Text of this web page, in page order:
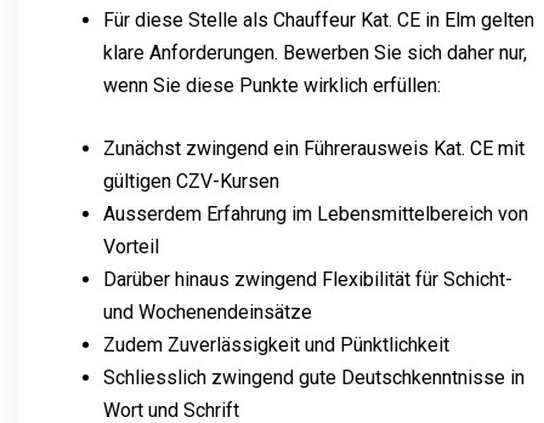
Für diese Stelle als Chauffeur Kat. CE in Elm gelten
klare Anforderungen. Bewerben Sie sich daher nur,
wenn Sie diese Punkte wirklich erfüllen:
Zunächst zwingend ein Führerausweis Kat. CE mit
gültigen CZV-Kursen
Ausserdem Erfahrung im Lebensmittelbereich von
Vorteil
Darüber hinaus zwingend Flexibilität für Schicht-
und Wochenendeinsätze
Zudem Zuverlässigkeit und Pünktlichkeit
Schliesslich zwingend gute Deutschkenntnisse in
Wort und Schrift